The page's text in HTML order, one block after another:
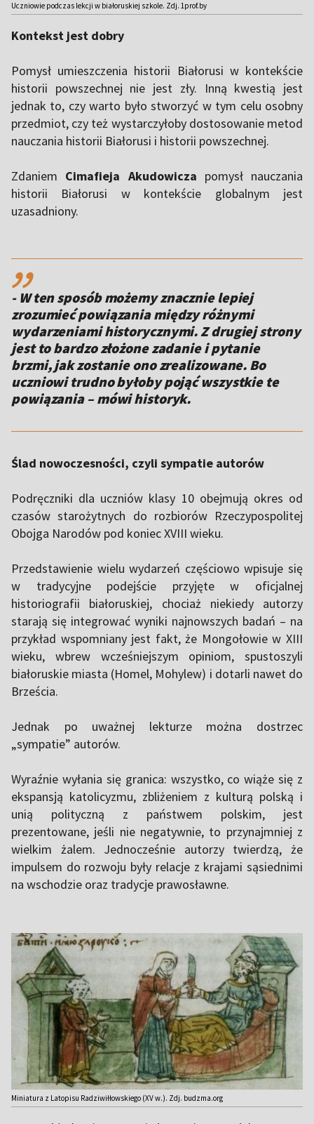
Uczniowie podczas lekcji w białoruskiej szkole. Zdj. 1prof.by
Kontekst jest dobry
Pomysł umieszczenia historii Białorusi w kontekście
historii powszechnej nie jest zły. Inną kwestią jest
jednak to, czy warto było stworzyć w tym celu osobny
przedmiot, czy też wystarczyłoby dostosowanie metod
nauczania historii Białorusi i historii powszechnej.
Zdaniem Cimafieja Akudowicza pomysł nauczania
historii Białorusi w kontekście globalnym jest
uzasadniony.
,,
- W ten sposób możemy znacznie lepiej
zrozumieć powiązania między różnymi
wydarzeniami historycznymi. Z drugiej strony
jest to bardzo złożone zadanie i pytanie
brzmi, jak zostanie ono zrealizowane. Bo
uczniowi trudno byłoby pojąć wszystkie te
powiązania – mówi historyk.
Ślad nowoczesności, czyli sympatie autorów
Podręczniki dla uczniów klasy 10 obejmują okres od
czasów starożytnych do rozbiorów Rzeczypospolitej
Obojga Narodów pod koniec XVIII wieku.
Przedstawienie wielu wydarzeń częściowo wpisuje się
w tradycyjne podejście przyjęte w oficjalnej
historiografii białoruskiej, chociaż niekiedy autorzy
starają się integrować wyniki najnowszych badań – na
przykład wspomniany jest fakt, że Mongołowie w XIII
wieku, wbrew wcześniejszym opiniom, spustoszyli
białoruskie miasta (Homel, Mohylew) i dotarli nawet do
Brześcia.
Jednak po uważnej lekturze można dostrzec
„sympatie” autorów.
Wyraźnie wyłania się granica: wszystko, co wiąże się z
ekspansją katolicyzmu, zbliżeniem z kulturą polską i
unią polityczną z państwem polskim, jest
prezentowane, jeśli nie negatywnie, to przynajmniej z
wielkim żalem. Jednocześnie autorzy twierdzą, że
impulsem do rozwoju były relacje z krajami sąsiednimi
na wschodzie oraz tradycje prawosławne.
Miniatura z Latopisu Radziwiłłowskiego (XV w.). Zdj. budzma.org